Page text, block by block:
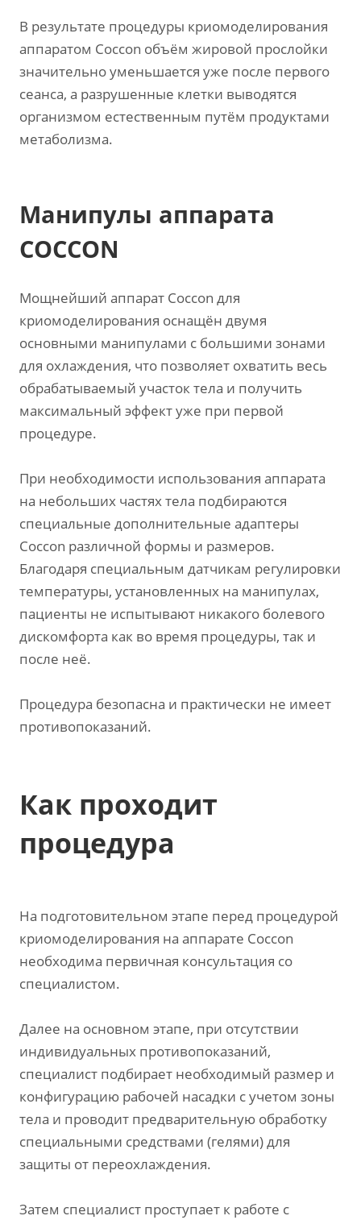
В результате процедуры криомоделирования
аппаратом Coccon объём жировой прослойки
значительно уменьшается уже после первого
сеанса, а разрушенные клетки выводятся
организмом естественным путём продуктами
метаболизма.
Манипулы аппарата
COCCON
Мощнейший аппарат Coccon для
криомоделирования оснащён двумя
основными манипулами с большими зонами
для охлаждения, что позволяет охватить весь
обрабатываемый участок тела и получить
максимальный эффект уже при первой
процедуре.
При необходимости использования аппарата
на небольших частях тела подбираются
специальные дополнительные адаптеры
Coccon различной формы и размеров.
Благодаря специальным датчикам регулировки
температуры, установленных на манипулах,
пациенты не испытывают никакого болевого
дискомфорта как во время процедуры, так и
после неё.
Процедура безопасна и практически не имеет
противопоказаний.
Как проходит
процедура
На подготовительном этапе перед процедурой
криомоделирования на аппарате Coccon
необходима первичная консультация со
специалистом.
Далее на основном этапе, при отсутствии
индивидуальных противопоказаний,
специалист подбирает необходимый размер и
конфигурацию рабочей насадки с учетом зоны
тела и проводит предварительную обработку
специальными средствами (гелями) для
защиты от переохлаждения.
Затем специалист проступает к работе с